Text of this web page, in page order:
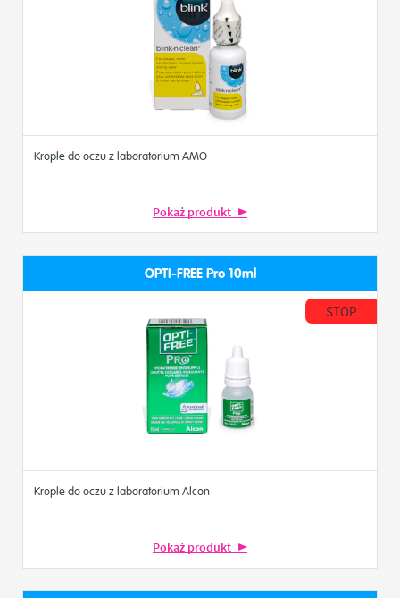
Krople do oczu z laboratorium AMO
Pokaż produkt
OPTI-FREE Pro 10ml
STOP
Krople do oczu z laboratorium Alcon
Pokaż produkt